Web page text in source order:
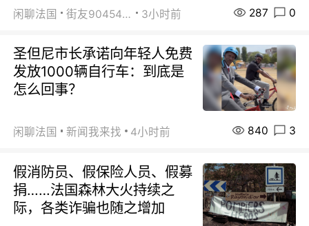
闲聊法国 街友90454511 3小时前 287 0
圣但尼市长承诺向年轻人免费
发放1000辆自行车：到底是
怎么回事？
闲聊法国 新闻我来找 4小时前 840 3
假消防员、假保险人员、假募
捐……法国森林大火持续之
际，各类诈骗也随之增加